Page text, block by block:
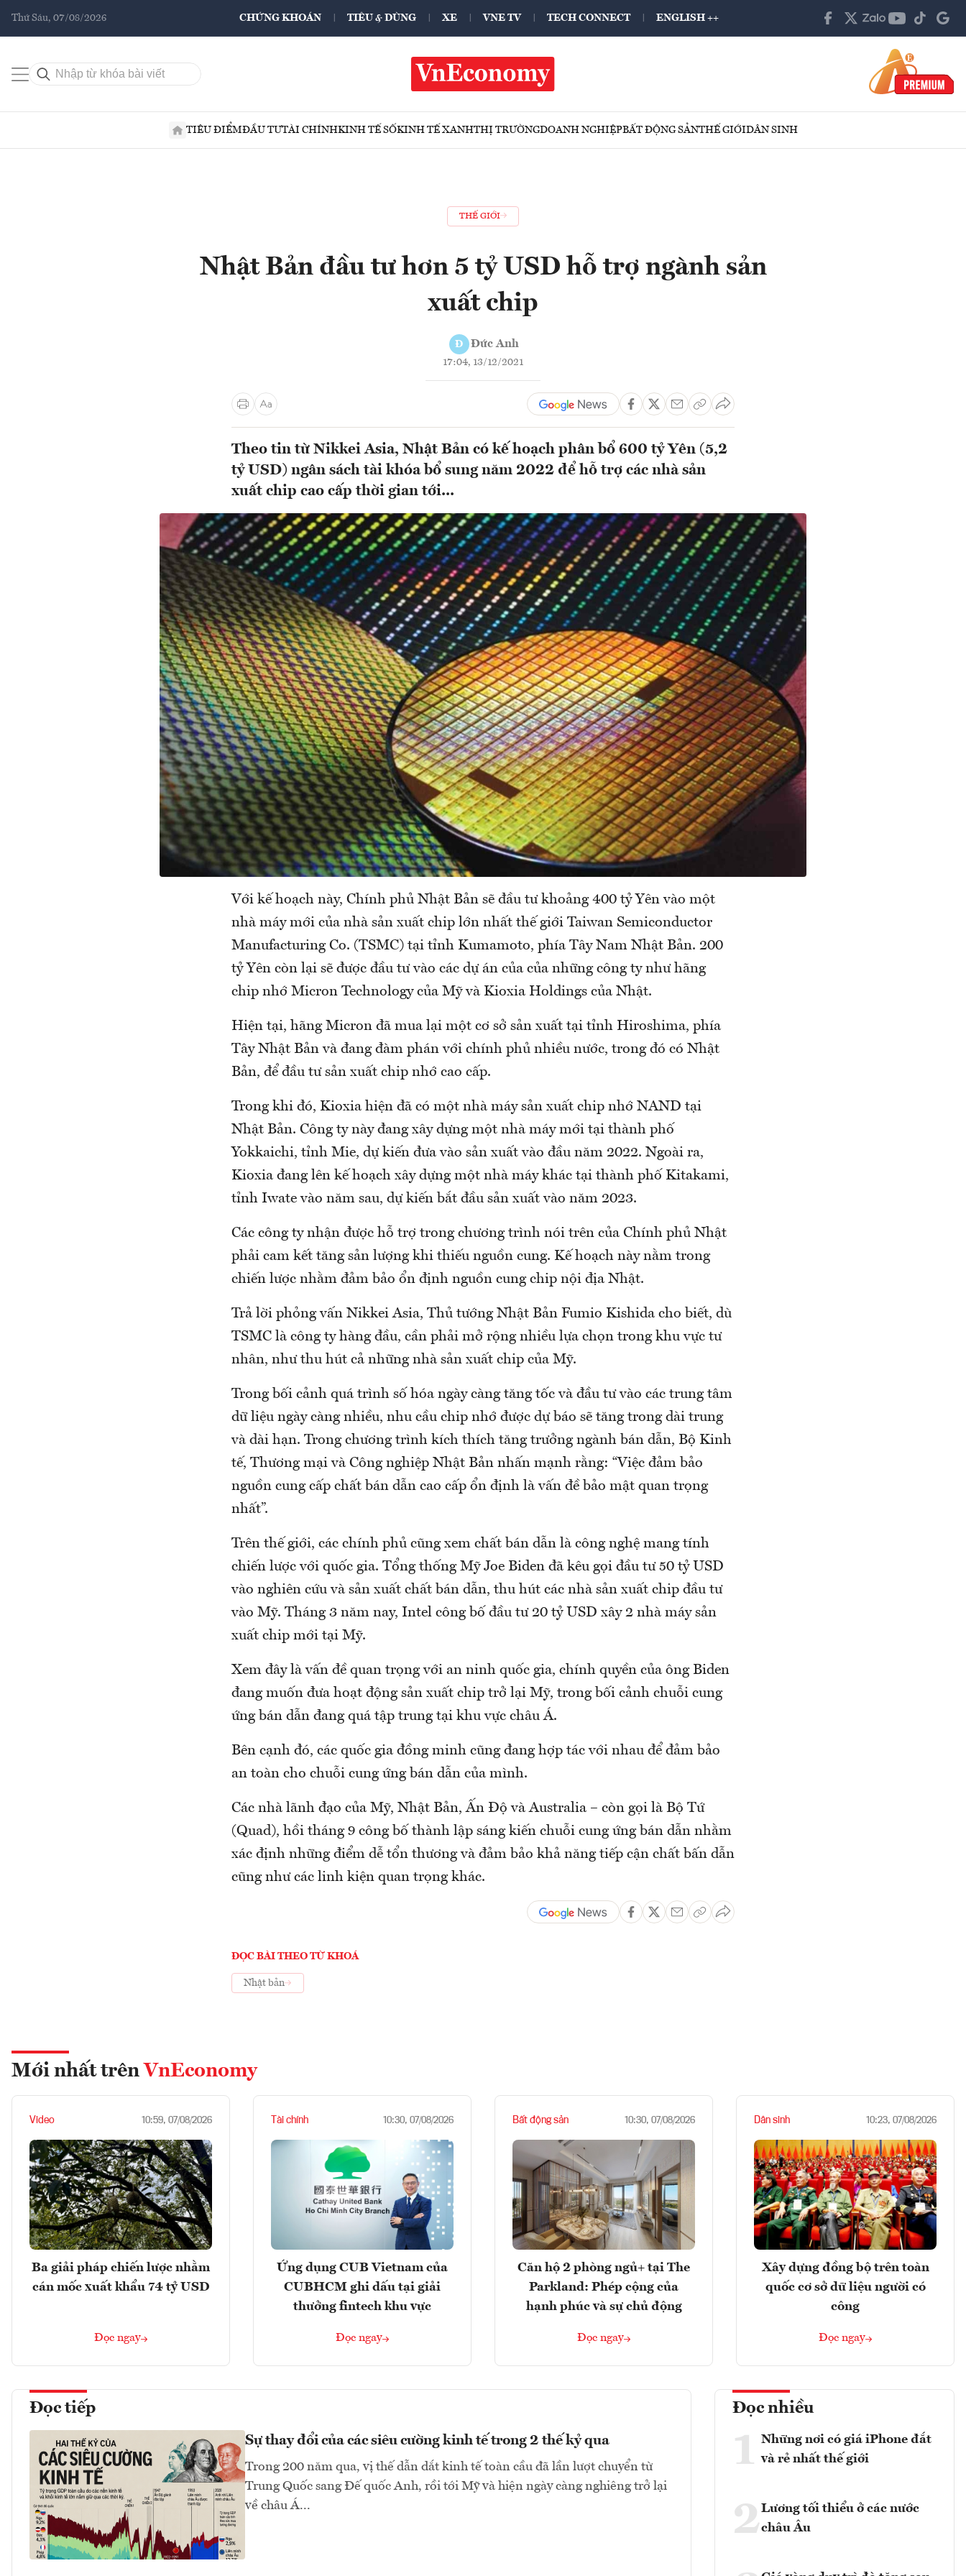
Thứ Sáu, 07/08/2026 CHỨNG KHOÁN TIÊU & DÙNG XE VNE TV TECH CONNECT ENGLISH ++
TIÊU ĐIỂMĐẦU TƯTÀI CHÍNHKINH TẾ SỐKINH TẾ XANHTHỊ TRƯỜNGDOANH NGHIỆPBẤT ĐỘNG SẢNTHẾ GIỚIDÂN SINH
THẾ GIỚI
Nhật Bản đầu tư hơn 5 tỷ USD hỗ trợ ngành sản
xuất chip
Đ Đức Anh
17:04, 13/12/2021
Theo tin từ Nikkei Asia, Nhật Bản có kế hoạch phân bổ 600 tỷ Yên (5,2
tỷ USD) ngân sách tài khóa bổ sung năm 2022 để hỗ trợ các nhà sản
xuất chip cao cấp thời gian tới...
Với kế hoạch này, Chính phủ Nhật Bản sẽ đầu tư khoảng 400 tỷ Yên vào một
nhà máy mới của nhà sản xuất chip lớn nhất thế giới Taiwan Semiconductor
Manufacturing Co. (TSMC) tại tỉnh Kumamoto, phía Tây Nam Nhật Bản. 200
tỷ Yên còn lại sẽ được đầu tư vào các dự án của của những công ty như hãng
chip nhớ Micron Technology của Mỹ và Kioxia Holdings của Nhật.
Hiện tại, hãng Micron đã mua lại một cơ sở sản xuất tại tỉnh Hiroshima, phía
Tây Nhật Bản và đang đàm phán với chính phủ nhiều nước, trong đó có Nhật
Bản, để đầu tư sản xuất chip nhớ cao cấp.
Trong khi đó, Kioxia hiện đã có một nhà máy sản xuất chip nhớ NAND tại
Nhật Bản. Công ty này đang xây dựng một nhà máy mới tại thành phố
Yokkaichi, tỉnh Mie, dự kiến đưa vào sản xuất vào đầu năm 2022. Ngoài ra,
Kioxia đang lên kế hoạch xây dựng một nhà máy khác tại thành phố Kitakami,
tỉnh Iwate vào năm sau, dự kiến bắt đầu sản xuất vào năm 2023.
Các công ty nhận được hỗ trợ trong chương trình nói trên của Chính phủ Nhật
phải cam kết tăng sản lượng khi thiếu nguồn cung. Kế hoạch này nằm trong
chiến lược nhằm đảm bảo ổn định nguồn cung chip nội địa Nhật.
Trả lời phỏng vấn Nikkei Asia, Thủ tướng Nhật Bản Fumio Kishida cho biết, dù
TSMC là công ty hàng đầu, cần phải mở rộng nhiều lựa chọn trong khu vực tư
nhân, như thu hút cả những nhà sản xuất chip của Mỹ.
Trong bối cảnh quá trình số hóa ngày càng tăng tốc và đầu tư vào các trung tâm
dữ liệu ngày càng nhiều, nhu cầu chip nhớ được dự báo sẽ tăng trong dài trung
và dài hạn. Trong chương trình kích thích tăng trưởng ngành bán dẫn, Bộ Kinh
tế, Thương mại và Công nghiệp Nhật Bản nhấn mạnh rằng: “Việc đảm bảo
nguồn cung cấp chất bán dẫn cao cấp ổn định là vấn đề bảo mật quan trọng
nhất”.
Trên thế giới, các chính phủ cũng xem chất bán dẫn là công nghệ mang tính
chiến lược với quốc gia. Tổng thống Mỹ Joe Biden đã kêu gọi đầu tư 50 tỷ USD
vào nghiên cứu và sản xuất chất bán dẫn, thu hút các nhà sản xuất chip đầu tư
vào Mỹ. Tháng 3 năm nay, Intel công bố đầu tư 20 tỷ USD xây 2 nhà máy sản
xuất chip mới tại Mỹ.
Xem đây là vấn đề quan trọng với an ninh quốc gia, chính quyền của ông Biden
đang muốn đưa hoạt động sản xuất chip trở lại Mỹ, trong bối cảnh chuỗi cung
ứng bán dẫn đang quá tập trung tại khu vực châu Á.
Bên cạnh đó, các quốc gia đồng minh cũng đang hợp tác với nhau để đảm bảo
an toàn cho chuỗi cung ứng bán dẫn của mình.
Các nhà lãnh đạo của Mỹ, Nhật Bản, Ấn Độ và Australia – còn gọi là Bộ Tứ
(Quad), hồi tháng 9 công bố thành lập sáng kiến chuỗi cung ứng bán dẫn nhằm
xác định những điểm dễ tổn thương và đảm bảo khả năng tiếp cận chất bấn dẫn
cũng như các linh kiện quan trọng khác.
ĐỌC BÀI THEO TỪ KHOÁ
Nhật bản
Mới nhất trên VnEconomy
Video 10:59, 07/08/2026
Ba giải pháp chiến lược nhằm
cán mốc xuất khẩu 74 tỷ USD
Đọc ngay
Tài chính 10:30, 07/08/2026
Ứng dụng CUB Vietnam của
CUBHCM ghi dấu tại giải
thưởng fintech khu vực
Đọc ngay
Bất động sản 10:30, 07/08/2026
Căn hộ 2 phòng ngủ+ tại The
Parkland: Phép cộng của
hạnh phúc và sự chủ động
Đọc ngay
Dân sinh 10:23, 07/08/2026
Xây dựng đồng bộ trên toàn
quốc cơ sở dữ liệu người có
công
Đọc ngay
Đọc tiếp
Sự thay đổi của các siêu cường kinh tế trong 2 thế kỷ qua
Trong 200 năm qua, vị thế dẫn dắt kinh tế toàn cầu đã lần lượt chuyển từ
Trung Quốc sang Đế quốc Anh, rồi tới Mỹ và hiện ngày càng nghiêng trở lại
về châu Á...
Đọc nhiều
1 Những nơi có giá iPhone đắt
và rẻ nhất thế giới
2Lương tối thiểu ở các nước
châu Âu